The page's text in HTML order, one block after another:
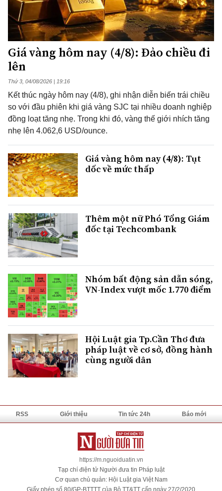
Giá vàng hôm nay (4/8): Đảo chiều đi
lên
Thứ 3, 04/08/2026 | 19:16
Kết thúc ngày hôm nay (4/8), ghi nhận diễn biến trái chiều
so với đầu phiên khi giá vàng SJC tại nhiều doanh nghiệp
đồng loạt tăng nhẹ. Trong khi đó, vàng thế giới nhích tăng
nhẹ lên 4.062,6 USD/ounce.
Giá vàng hôm nay (4/8): Tụt
dốc về mức thấp
Thêm một nữ Phó Tổng Giám
đốc tại Techcombank
Nhóm bất động sản dẫn sóng,
VN-Index vượt mốc 1.770 điểm
Hội Luật gia Tp.Cần Thơ đưa
pháp luật về cơ sở, đồng hành
cùng người dân
RSS Giới thiệu Tin tức 24h Báo mới
https://m.nguoiduatin.vn
Tạp chí điện tử Người đưa tin Pháp luật
Cơ quan chủ quản: Hội Luật gia Việt Nam
Giấy phép số 80/GP-BTTTT của Bộ TT&TT cấp ngày 27/2/2020